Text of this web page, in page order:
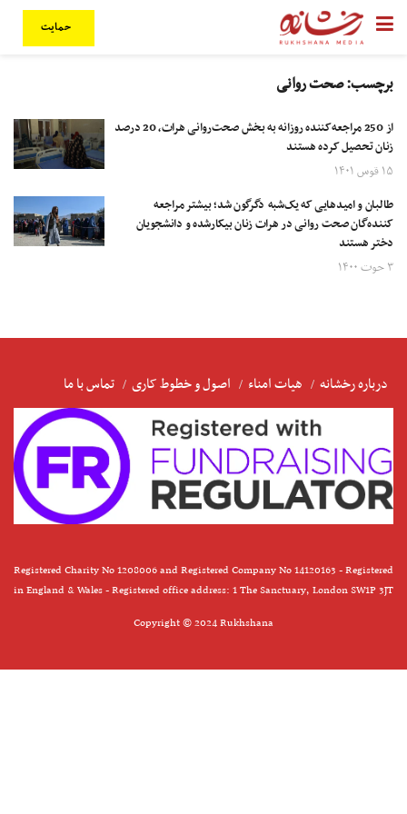
حمایت
برچسب:صحت روانی
از 250 مراجعه‌کننده روزانه به بخش صحت‌روانی هرات، 20 درصد
زنان تحصیل کرده هستند
۱۵ قوس ۱۴۰۱
طالبان و امیدهایی که یک‌شبه دگرگون شد؛ بیشتر مراجعه
کننده‌گان صحت‌ روانی در هرات زنان بیکارشده و دانشجویان
دختر هستند
۳ حوت ۱۴۰۰
درباره رخشانه هیات امناء اصول و خطوط کاری تماس با ما
Registered Charity No 1208006 and Registered Company No 14120163 - Registered
in England & Wales - Registered office address: 1 The Sanctuary, London SW1P 3JT
Copyright © 2024 Rukhshana